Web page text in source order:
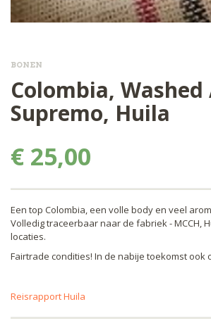
BONEN
Colombia,
Supremo, Huila
€ 25,00
Een top Colombia, een volle body en veel
Volledig traceerbaar naar de fabriek - MCCH,
locaties.
Fairtrade condities! In de nabije toekomst ook
Reisrapport Huila